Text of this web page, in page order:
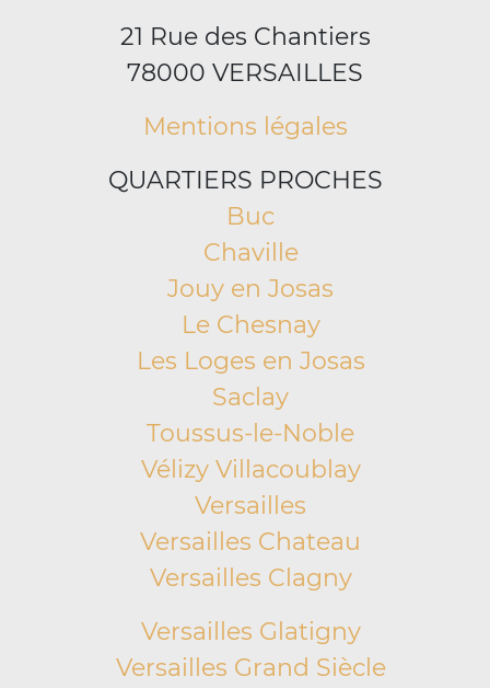
21 Rue des Chantiers
78000 VERSAILLES
Mentions légales
QUARTIERS PROCHES
Buc
Chaville
Jouy en Josas
Le Chesnay
Les Loges en Josas
Saclay
Toussus-le-Noble
Vélizy Villacoublay
Versailles
Versailles Chateau
Versailles Clagny
Versailles Glatigny
Versailles Grand Siècle